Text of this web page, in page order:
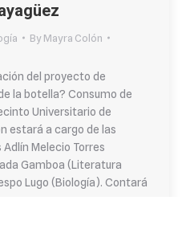
ByMayra Colón
del proyecto de
la botella? Consumo de
Universitario de
estará a cargo de las
Melecio Torres
Gamboa (Literatura
Lugo (Biología). Contará